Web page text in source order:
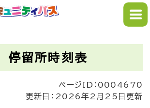
ーを飛ばして本文へ
停留所時刻表
ページID：0004670
更新日：2026年2月25日更新